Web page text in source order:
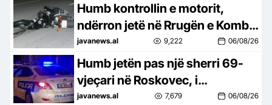
Humb kontrollin e motorit,
ndërron jetë në Rrugën e Kombit
shqiptari nga Kosova
javanews.al 9,222 06/08/26
Humb jetën pas një sherri 69-
vjeçari në Roskovec, i
pranishëm edhe i biri! Dinamika
javanews.al 7,679 06/08/26